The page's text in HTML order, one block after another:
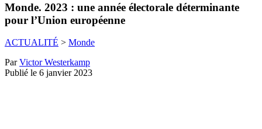
Monde. 2023 : une année électorale déterminante
pour l’Union européenne
ACTUALITÉ > Monde
ParVictor Westerkamp
Publié le 6 janvier 2023